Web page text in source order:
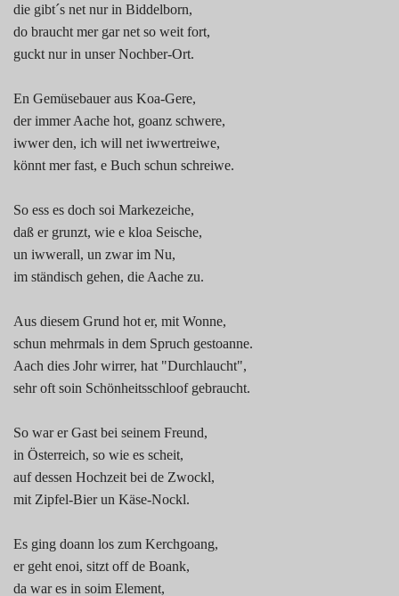
die gibt´s net nur in Biddelborn,
do braucht mer gar net so weit fort,
guckt nur in unser Nochber-Ort.
En Gemüsebauer aus Koa-Gere,
der immer Aache hot, goanz schwere,
iwwer den, ich will net iwwertreiwe,
könnt mer fast, e Buch schun schreiwe.
So ess es doch soi Markezeiche,
daß er grunzt, wie e kloa Seische,
un iwwerall, un zwar im Nu,
im ständisch gehen, die Aache zu.
Aus diesem Grund hot er, mit Wonne,
schun mehrmals in dem Spruch gestoanne.
Aach dies Johr wirrer, hat "Durchlaucht",
sehr oft soin Schönheitsschloof gebraucht.
So war er Gast bei seinem Freund,
in Österreich, so wie es scheit,
auf dessen Hochzeit bei de Zwockl,
mit Zipfel-Bier un Käse-Nockl.
Es ging doann los zum Kerchgoang,
er geht enoi, sitzt off de Boank,
da war es in soim Element,